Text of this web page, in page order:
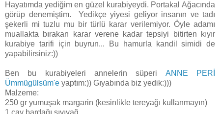
Hayatımda yediğim en güzel kurabiyeydi. Portakal Ağacında
görüp denemiştim. Yedikçe yiyesi geliyor insanın ve tadı
şekerli mi tuzlu mu bir türlü karar verilemiyor. Öyle adamı
muallakta bırakan karar verene kadar tepsiyi bitirten kıyır
kurabiye tarifi için buyrun... Bu hamurla kandil simidi de
yapabilirsiniz:))
Ben bu kurabiyeleri annelerin süperi ANNE PERİ
Ümmügülsüm'e yaptım:)) Gıyabında biz yedik:)))
Malzeme:
250 gr yumuşak margarin (kesinlikle tereyağı kullanmayın)
1 çay bardağı sıvıyağ